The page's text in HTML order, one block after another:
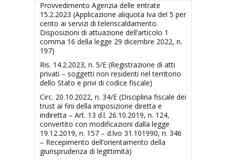
Provvedimento Agenzia delle entrate
15.2.2023 (Applicazione aliquota Iva del 5 per
cento ai servizi di teleriscaldamento.
Disposizioni di attuazione dell’articolo 1
comma 16 della legge 29 dicembre 2022, n.
197)
Ris. 14.2.2023, n. 5/E (Registrazione di atti
privati – soggetti non residenti nel territorio
dello Stato e privi di codice fiscale)
Circ. 20.10.2022, n. 34/E (Disciplina fiscale dei
trust ai fini della imposizione diretta e
indiretta – Art. 13 d.l. 26.10.2019, n. 124,
convertito con modificazioni dalla legge
19.12.2019, n. 157 – d.lvo 31.101990, n. 346
– Recepimento dell’orientamento della
giurisprudenza di legittimità)